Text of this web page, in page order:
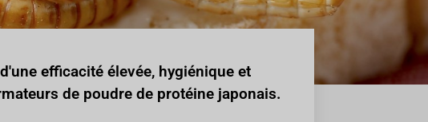
efficacité élevée, hygiénique et
de poudre de protéine japonais.